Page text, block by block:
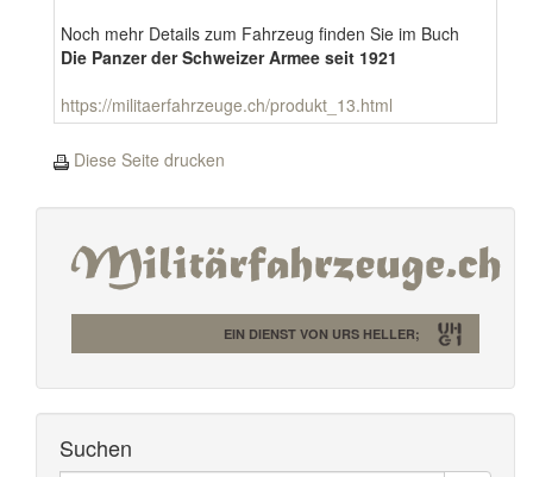
Noch mehr Details zum Fahrzeug finden Sie im Buch
Die Panzer der Schweizer Armee seit 1921
https://militaerfahrzeuge.ch/produkt_13.html
Diese Seite drucken
EIN DIENST VON URS HELLER;
Suchen